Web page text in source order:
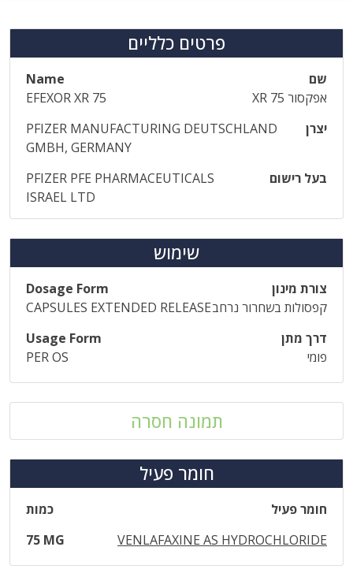
פרטים כלליים
שם
Name
אפקסור XR 75
EFEXOR XR 75
יצרן
PFIZER MANUFACTURING DEUTSCHLAND
GMBH, GERMANY
בעל רישום
PFIZER PFE PHARMACEUTICALS
ISRAEL LTD
שימוש
צורת מינון
Dosage Form
קפסולות בשחרור נרחבCAPSULES EXTENDED RELEASE
דרך מתן
Usage Form
פומי
PER OS
תמונה חסרה
חומר פעיל
חומר פעיל
כמות
VENLAFAXINE AS HYDROCHLORIDE
75 MG